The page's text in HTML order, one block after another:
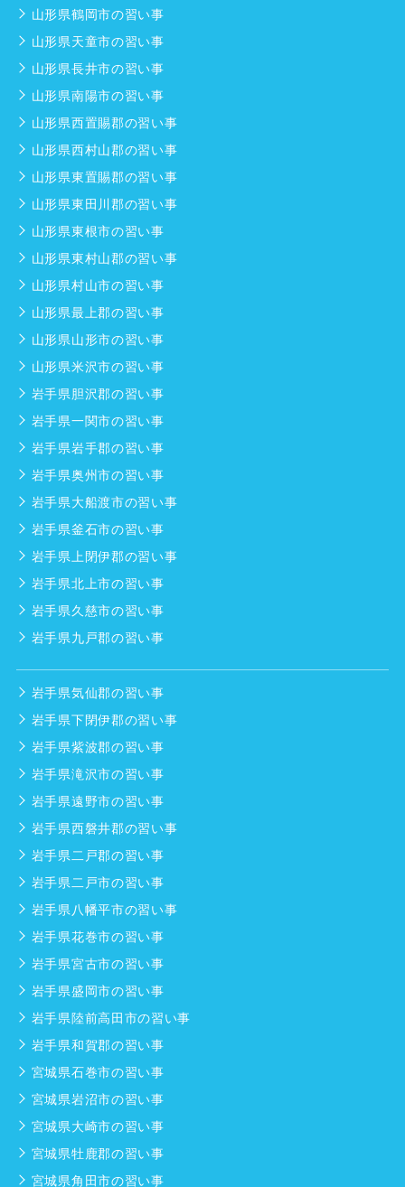
山形県鶴岡市の習い事
山形県天童市の習い事
山形県長井市の習い事
山形県南陽市の習い事
山形県西置賜郡の習い事
山形県西村山郡の習い事
山形県東置賜郡の習い事
山形県東田川郡の習い事
山形県東根市の習い事
山形県東村山郡の習い事
山形県村山市の習い事
山形県最上郡の習い事
山形県山形市の習い事
山形県米沢市の習い事
岩手県胆沢郡の習い事
岩手県一関市の習い事
岩手県岩手郡の習い事
岩手県奥州市の習い事
岩手県大船渡市の習い事
岩手県釜石市の習い事
岩手県上閉伊郡の習い事
岩手県北上市の習い事
岩手県久慈市の習い事
岩手県九戸郡の習い事
岩手県気仙郡の習い事
岩手県下閉伊郡の習い事
岩手県紫波郡の習い事
岩手県滝沢市の習い事
岩手県遠野市の習い事
岩手県西磐井郡の習い事
岩手県二戸郡の習い事
岩手県二戸市の習い事
岩手県八幡平市の習い事
岩手県花巻市の習い事
岩手県宮古市の習い事
岩手県盛岡市の習い事
岩手県陸前高田市の習い事
岩手県和賀郡の習い事
宮城県石巻市の習い事
宮城県岩沼市の習い事
宮城県大崎市の習い事
宮城県牡鹿郡の習い事
宮城県角田市の習い事